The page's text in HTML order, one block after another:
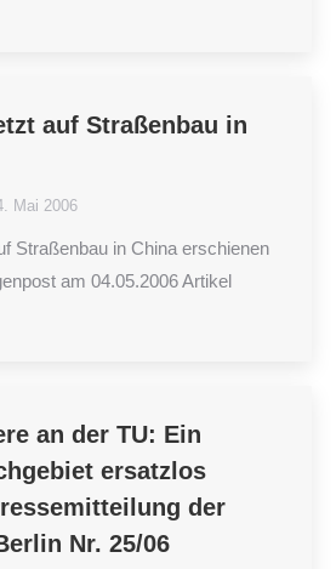
auf Straßenbau in
Mai 2006
Straßenbau in China erschienen
am 04.05.2006 Artikel
an der TU: Ein
ersatzlos
der
Nr. 25/06